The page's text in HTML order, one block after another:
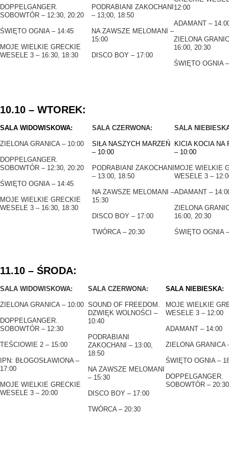
DOPPELGANGER.
SOBOWTÓR – 12:30, 20:20
ŚWIĘTO OGNIA – 14:45
MOJE WIELKIE GRECKIE
WESELE 3 – 16:30, 18:30
PODRABIANI ZAKOCHANI
– 13;00, 18:50
NA ZAWSZE MELOMANI –
15:00
DISCO BOY – 17:00
12:00
ADAMANT –
ZIELONA
16:00, 20:30
ŚWIĘTO OGNIA
10.10 – WTOREK:
SALA WIDOWISKOWA:
ZIELONA GRANICA – 10:00
DOPPELGANGER.
SOBOWTÓR – 12:30, 20:20
ŚWIĘTO OGNIA – 14:45
MOJE WIELKIE GRECKIE
WESELE 3 – 16:30, 18:30
SALA CZERWONA:
SIŁA NASZYCH MARZEŃ
– 10:00
PODRABIANI ZAKOCHANI
– 13:00, 18:50
NA ZAWSZE MELOMANI –
15:30
DISCO BOY – 17:00
TWÓRCA – 20:30
SALA
KICIA KOCIA NA
– 10:00
MOJE WIELKIE
WESELE 3 –
ADAMANT –
ZIELONA
16:00, 20:30
ŚWIĘTO OGNIA
11.10 – ŚRODA:
SALA WIDOWISKOWA:
ZIELONA GRANICA – 10:00
DOPPELGANGER.
SOBOWTÓR – 12:30
TEŚCIOWIE 2 – 15:00
IPN: BŁOGOSŁAWIONA –
17:00
MOJE WIELKIE GRECKIE
WESELE 3 – 20:00
SALA CZERWONA:
SOUND OF FREEDOM.
DZWIĘK WOLNOŚCI –
10:40
PODRABIANI
ZAKOCHANI – 13:00,
18:50
NA ZAWSZE MELOMANI
– 15:30
DISCO BOY – 17:00
TWÓRCA – 20:30
SALA NIEBIESKA:
MOJE WIELKIE
WESELE 3 – 12:00
ADAMANT – 14:00
ZIELONA GRANICA
ŚWIĘTO OGNIA –
DOPPELGANGER.
SOBOWTÓR – 20:30